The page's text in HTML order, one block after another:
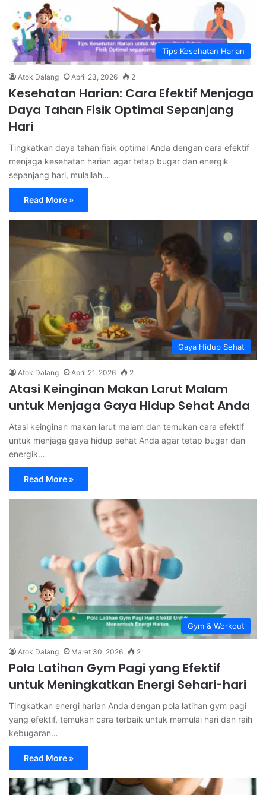
Tips Kesehatan Harian
Atok Dalang April 23, 2026 2
Kesehatan Harian: Cara Efektif Menjaga
Daya Tahan Fisik Optimal Sepanjang
Hari
Tingkatkan daya tahan fisik optimal Anda dengan cara efektif
menjaga kesehatan harian agar tetap bugar dan energik
sepanjang hari, mulailah…
Read More »
Gaya Hidup Sehat
Atok Dalang April 21, 2026 2
Atasi Keinginan Makan Larut Malam
untuk Menjaga Gaya Hidup Sehat Anda
Atasi keinginan makan larut malam dan temukan cara efektif
untuk menjaga gaya hidup sehat Anda agar tetap bugar dan
energik…
Read More »
Gym & Workout
Atok Dalang Maret 30, 2026 2
Pola Latihan Gym Pagi yang Efektif
untuk Meningkatkan Energi Sehari-hari
Tingkatkan energi harian Anda dengan pola latihan gym pagi
yang efektif, temukan cara terbaik untuk memulai hari dan raih
kebugaran…
Read More »